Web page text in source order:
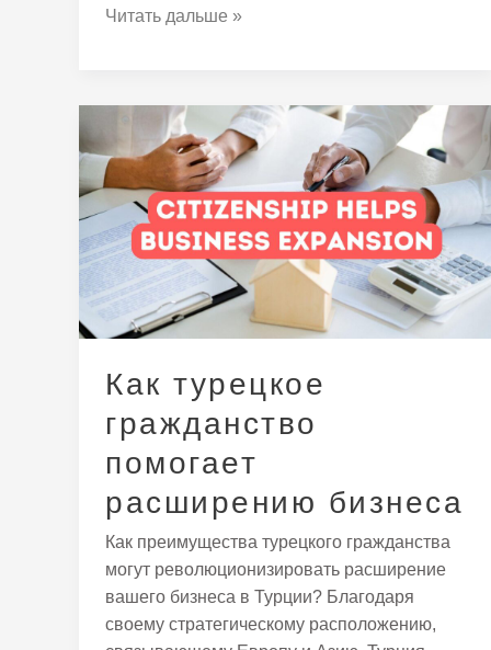
Читать дальше »
Как турецкое
гражданство
помогает
расширению бизнеса
Как преимущества турецкого гражданства
могут революционизировать расширение
вашего бизнеса в Турции? Благодаря
своему стратегическому расположению,
Как
турецкое
гражданство
помогает
расширению
бизнеса